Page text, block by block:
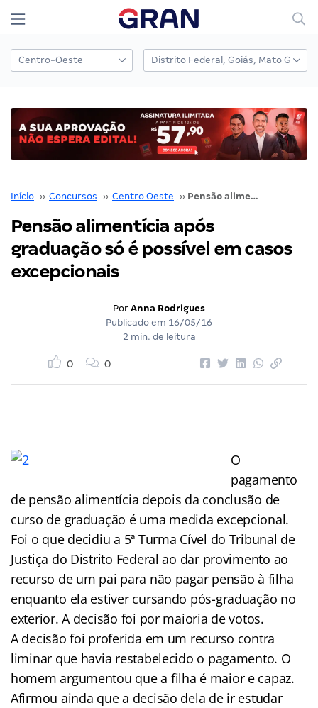
Início ›› Concursos ›› Centro Oeste ›› Pensão alimentícia após graduação só é possível em casos excepcionais
Pensão alimentícia após
graduação só é possível em casos
excepcionais
Por Anna Rodrigues
Publicado em 16/05/16
2 min. de leitura
0 0
O
pagamento
de pensão alimentícia depois da conclusão de
curso de graduação é uma medida excepcional.
Foi o que decidiu a 5ª Turma Cível do Tribunal de
Justiça do Distrito Federal ao dar provimento ao
recurso de um pai para não pagar pensão à filha
enquanto ela estiver cursando pós-graduação no
exterior. A decisão foi por maioria de votos.
A decisão foi proferida em um recurso contra
liminar que havia restabelecido o pagamento. O
homem argumentou que a filha é maior e capaz.
Afirmou ainda que a decisão dela de ir estudar